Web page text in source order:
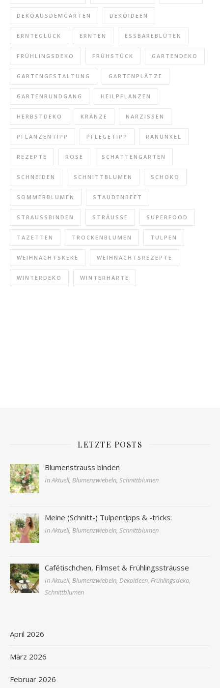
DEKOAUSDEMGARTEN DEKOIDEEN
ERNTEGLÜCK ERNTEN ESSBAREBLÜTEN
FRÜHLINGSDEKO FRÜHSTÜCK GARTENDEKO
GARTENGESTALTUNG GARTENPLÄTZE
GARTENRUNDGANG HEILPFLANZEN
HERBSTDEKO KRÄNZE NARZISSEN
PFLANZENTIPP PFLEGETIPP RANUNKEL
REZEPTE ROSE SCHATTENGARTEN
SCHNEIDEN SCHNITTBLUMEN SCHOKO
SOMMERBLUMEN STAUDENBEET
STRAUSSBINDEN STRÄUSSE SUPERFOOD
TAZETTEN TROCKENBLUMEN TULPEN
WEIHNACHTSKEKE WEIHNACHTSREZEPTE
WINTERDEKO WINTERHÄRTE
LETZTE POSTS
Blumenstrauss binden
In Aktuell, Blumenzwiebeln, Schnittblumen
Meine (Schnitt-) Tulpentipps & -tricks:
In Aktuell, Blumenzwiebeln, Schnittblumen
Cafétischchen, Filmset & Frühlingssträusse
In Aktuell, Blumenzwiebeln, Dekoideen, Frühlingsdeko,
Schnittblumen
April 2026
März 2026
Februar 2026